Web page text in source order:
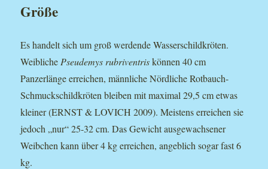
Größe
Es handelt sich um groß werdende Wasserschildkröten.
Weibliche Pseudemys rubriventriskönnen 40 cm
Panzerlänge erreichen, männliche Nördliche Rotbauch-
Schmuckschildkröten bleiben mit maximal 29,5 cm etwas
kleiner (ERNST & LOVICH 2009). Meistens erreichen sie
jedoch „nur“ 25-32 cm. Das Gewicht ausgewachsener
Weibchen kann über 4 kg erreichen, angeblich sogar fast 6
kg.